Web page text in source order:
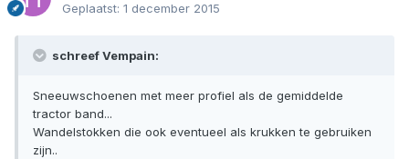
Geplaatst: 1 december 2015
schreef Vempain:
Sneeuwschoenen met meer profiel als de gemiddelde
tractor band...
Wandelstokken die ook eventueel als krukken te gebruiken
zijn..